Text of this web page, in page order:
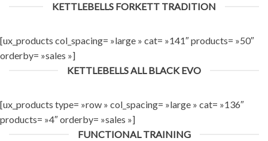
KETTLEBELLS FORKETT TRADITION
[ux_products col_spacing= »large » cat= »141″ products= »50″
orderby= »sales »]
KETTLEBELLS ALL BLACK EVO
[ux_products type= »row » col_spacing= »large » cat= »136″
products= »4″ orderby= »sales »]
FUNCTIONAL TRAINING